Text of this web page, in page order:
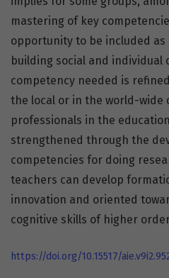
mastering of key
opportunity to be included as
building social and individual
competency needed is
the local or in the world-
professionals in the
strengthened through the
competencies for doing
teachers can develop
innovation and oriented
cognitive skills of higher
https://doi.org/10.15517/